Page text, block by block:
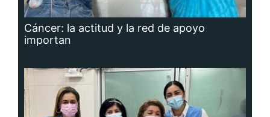
Cáncer: la actitud y la red de apoyo
importan